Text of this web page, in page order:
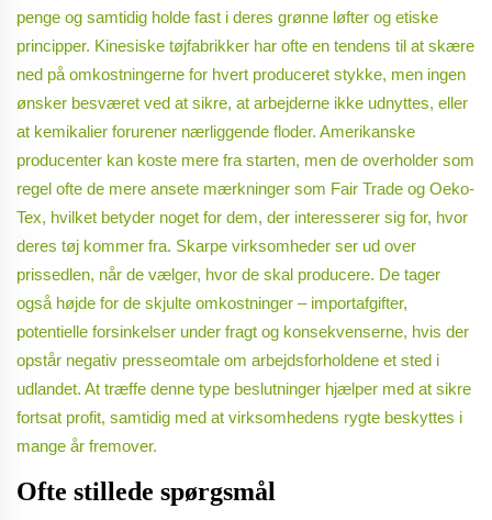
penge og samtidig holde fast i deres grønne løfter og etiske
principper. Kinesiske tøjfabrikker har ofte en tendens til at skære
ned på omkostningerne for hvert produceret stykke, men ingen
ønsker besværet ved at sikre, at arbejderne ikke udnyttes, eller
at kemikalier forurener nærliggende floder. Amerikanske
producenter kan koste mere fra starten, men de overholder som
regel ofte de mere ansete mærkninger som Fair Trade og Oeko-
Tex, hvilket betyder noget for dem, der interesserer sig for, hvor
deres tøj kommer fra. Skarpe virksomheder ser ud over
prissedlen, når de vælger, hvor de skal producere. De tager
også højde for de skjulte omkostninger – importafgifter,
potentielle forsinkelser under fragt og konsekvenserne, hvis der
opstår negativ presseomtale om arbejdsforholdene et sted i
udlandet. At træffe denne type beslutninger hjælper med at sikre
fortsat profit, samtidig med at virksomhedens rygte beskyttes i
mange år fremover.
Ofte stillede spørgsmål